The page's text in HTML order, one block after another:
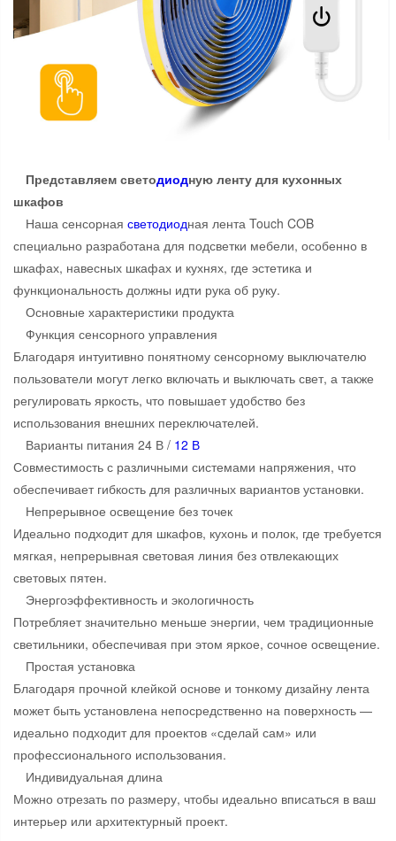
Представляем светодиодную ленту для кухонных
шкафов
Наша сенсорная светодиодная лента Touch COB
специально разработана для подсветки мебели, особенно в
шкафах, навесных шкафах и кухнях, где эстетика и
функциональность должны идти рука об руку.
Основные характеристики продукта
Функция сенсорного управления
Благодаря интуитивно понятному сенсорному выключателю
пользователи могут легко включать и выключать свет, а также
регулировать яркость, что повышает удобство без
использования внешних переключателей.
Варианты питания 24 В / 12 В
Совместимость с различными системами напряжения, что
обеспечивает гибкость для различных вариантов установки.
Непрерывное освещение без точек
Идеально подходит для шкафов, кухонь и полок, где требуется
мягкая, непрерывная световая линия без отвлекающих
световых пятен.
Энергоэффективность и экологичность
Потребляет значительно меньше энергии, чем традиционные
светильники, обеспечивая при этом яркое, сочное освещение.
Простая установка
Благодаря прочной клейкой основе и тонкому дизайну лента
может быть установлена ​​непосредственно на поверхность —
идеально подходит для проектов «сделай сам» или
профессионального использования.
Индивидуальная длина
Можно отрезать по размеру, чтобы идеально вписаться в ваш
интерьер или архитектурный проект.